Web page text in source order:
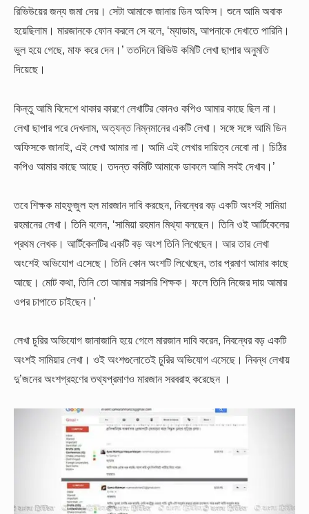
রিভিউয়ের জন্য জমা দেয়। সেটা আমাকে জানায় ডিন অফিস। শুনে আমি অবাক
হয়েছিলাম। মারজানকে ফোন করলে সে বলে, ‘ম্যাডাম, আপনাকে দেখাতে পারিনি।
ভুল হয়ে গেছে, মাফ করে দেন।’ ততদিনে রিভিউ কমিটি লেখা ছাপার অনুমতি
দিয়েছে।
কিন্তু আমি বিদেশে থাকার কারণে লেখাটির কোনও কপিও আমার কাছে ছিল না।
লেখা ছাপার পরে দেখলাম, অত্যন্ত নিম্নমানের একটি লেখা। সঙ্গে সঙ্গে আমি ডিন
অফিসকে জানাই, এই লেখা আমার না। আমি এই লেখার দায়িত্ব নেবো না। চিঠির
কপিও আমার কাছে আছে। তদন্ত কমিটি আমাকে ডাকলে আমি সবই দেখাব।’
তবে শিক্ষক মাহফুজুল হল মারজান দাবি করছেন, নিবন্ধের বড় একটি অংশই সামিয়া
রহমানের লেখা। তিনি বলেন, ‘সামিয়া রহমান মিথ্যা বলছেন। তিনি ওই আর্টিকেলের
প্রথম লেখক। আর্টিকেলটির একটি বড় অংশ তিনি লিখেছেন। আর তার লেখা
অংশেই অভিযোগ এসেছে। তিনি কোন অংশটি লিখেছেন, তার প্রমাণ আমার কাছে
আছে। মোট কথা, তিনি তো আমার সরাসরি শিক্ষক। ফলে তিনি নিজের দায় আমার
ওপর চাপাতে চাইছেন।’
লেখা চুরির অভিযোগ জানাজানি হয়ে গেলে মারজান দাবি করেন, নিবন্ধের বড় একটি
অংশই সামিয়ার লেখা। ওই অংশগুলোতেই চুরির অভিযোগ এসেছে। নিবন্ধ লেখায়
দু’জনের অংশগ্রহণের তথ্যপ্রমাণও মারজান সরবরাহ করেছেন ।